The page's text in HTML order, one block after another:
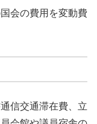
会の費用を変動費
信交通滞在費、立